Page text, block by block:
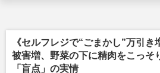
《セルフレジで“ごまかし”万引
被害増、野菜の下に精肉をこっ
「盲点」の実情